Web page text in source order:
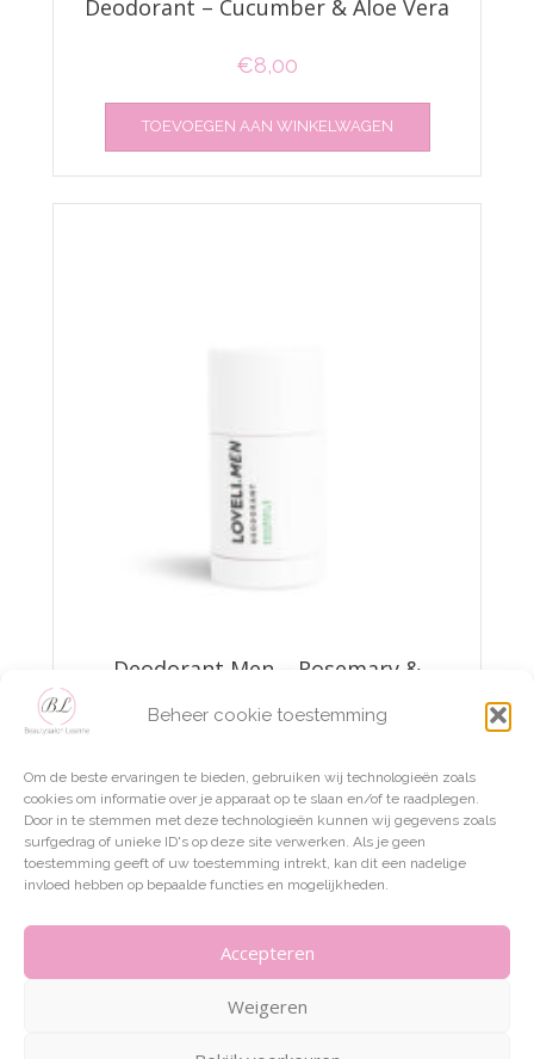
Beheer cookie toestemming
Om de beste ervaringen te bieden, gebruiken wij technologieën zoals
cookies om informatie over je apparaat op te slaan en/of te raadplegen.
Door in te stemmen met deze technologieën kunnen wij gegevens zoals
surfgedrag of unieke ID's op deze site verwerken. Als je geen
toestemming geeft of uw toestemming intrekt, kan dit een nadelige
invloed hebben op bepaalde functies en mogelijkheden.
Accepteren
Weigeren
Deodorant – Cucumber & Aloe Vera
€8,00
TOEVOEGEN AAN WINKELWAGEN
Deodorant Men – Rosemary &
€8,00
TOEVOEGEN AAN WINKELWAGEN